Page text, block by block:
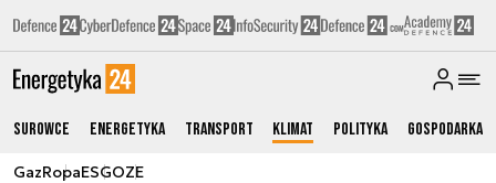
Surowce Energetyka Transport Klimat Polityka Gospodarka
GazRopaESGOZE